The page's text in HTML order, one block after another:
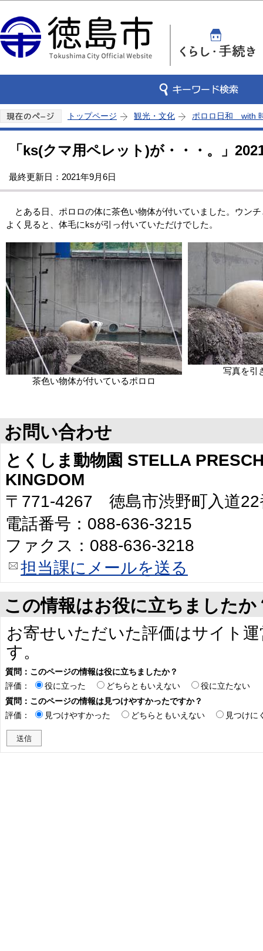
トップページ 観光・文化 ポロロ日和 with
「ks(クマ用ペレット)が・・・。」
最終更新日：2021年9月6日
とある日、ポロロの体に茶色い物体が付いていました。ウン
よく見ると、体毛にksが引っ付いていただけでした。
茶色い物体が付いているポロロ
写真を引
お問い合わせ
とくしま動物園 STELLA
KINGDOM
〒771-4267 徳島市渋野町入道22
電話番号：088-636-3215
ファクス：088-636-3218
担当課にメールを送る
この情報はお役に立ちましたか
お寄せいただいた評価はサイト
す。
質問：このページの情報は役に立ちましたか？
評価：
役に立った どちらともいえない
役に立たない
質問：このページの情報は見つけやすかったですか？
評価：
見つけやすかった どちらともいえない 見つけに